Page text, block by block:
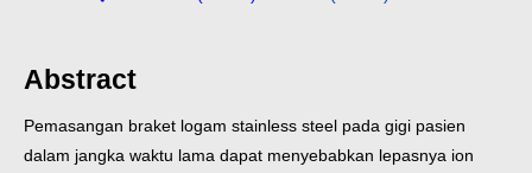
Abstract
Pemasangan braket logam stainless steel pada gigi pasien
dalam jangka waktu lama dapat menyebabkan lepasnya ion